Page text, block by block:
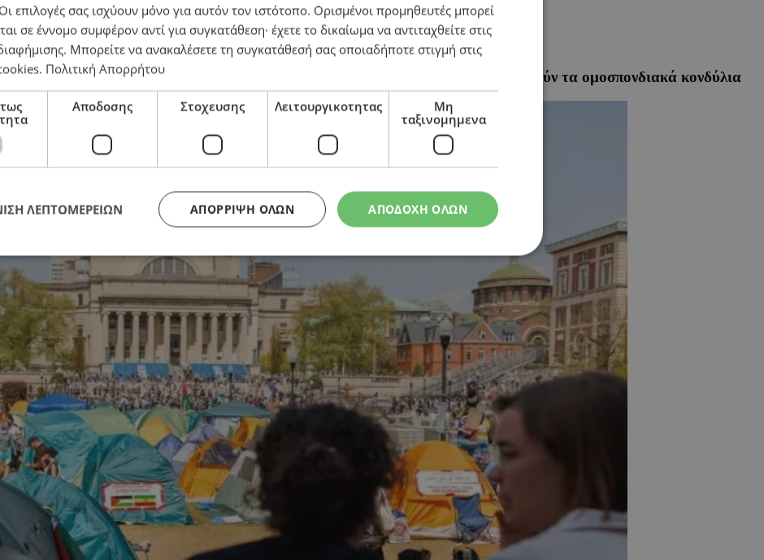
– Το πανεπιστήμιο θα καταβάλει 220 εκατ. δολάρια για να αποκατασταθούν τα ομοσπονδιακά κονδύλια
επιλογές σας ισχύουν μόνο για αυτόν τον ιστότοπο. Ορισμένοι προμηθευτές μπορεί
σε έννομο συμφέρον αντί για συγκατάθεση· έχετε το δικαίωμα να αντιταχθείτε στις
. Μπορείτε να ανακαλέσετε τη συγκατάθεσή σας οποιαδήποτε στιγμή στις
. Πολιτική Απορρήτου
Αποδοσης Στοχευσης Λειτουργικοτητας
Μη
ταξινομημενα
ΑΠΟΔΟΧΗ ΟΛΩΝ
ΑΠΌΡΡΙΨΗ ΌΛΩΝ
ΛΕΠΤΟΜΕΡΕΙΩΝ